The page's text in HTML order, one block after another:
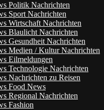
Politik Nachrichten
Sport Nachrichten
Wirtschaft Nachrichten
Blaulicht Nachrichten
Gesundheit Nachrichten
Medien / Kultur Nachrichten
Eilmeldungen
Technologie Nachrichten
Nachrichten zu Reisen
Food News
Regional Nachrichten
Fashion